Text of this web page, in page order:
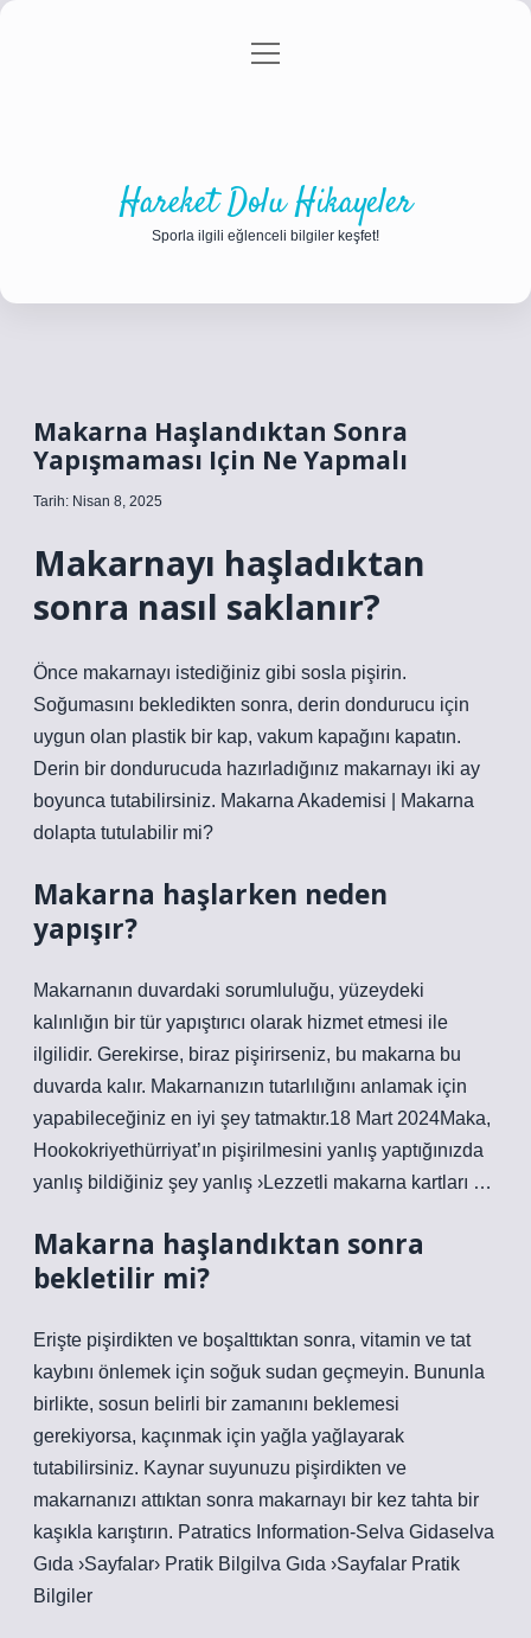
Gizlilik Politikası
menüyü
Hareket Dolu Hikayeler
Sporla ilgili eğlenceli bilgiler keşfet!
Makarna Haşlandıktan Sonra
Yapışmaması Için Ne Yapmalı
Tarih: Nisan 8, 2025
Makarnayı haşladıktan
sonra nasıl saklanır?
Önce makarnayı istediğiniz gibi sosla pişirin.
Soğumasını bekledikten sonra, derin dondurucu için
uygun olan plastik bir kap, vakum kapağını kapatın.
Derin bir dondurucuda hazırladığınız makarnayı iki ay
boyunca tutabilirsiniz. Makarna Akademisi | Makarna
dolapta tutulabilir mi?
Makarna haşlarken neden
yapışır?
Makarnanın duvardaki sorumluluğu, yüzeydeki
kalınlığın bir tür yapıştırıcı olarak hizmet etmesi ile
ilgilidir. Gerekirse, biraz pişirirseniz, bu makarna bu
duvarda kalır. Makarnanızın tutarlılığını anlamak için
yapabileceğiniz en iyi şey tatmaktır.18 Mart 2024Maka,
Hookokriyethürriyat’ın pişirilmesini yanlış yaptığınızda
yanlış bildiğiniz şey yanlış ›Lezzetli makarna kartları …
Makarna haşlandıktan sonra
bekletilir mi?
Erişte pişirdikten ve boşalttıktan sonra, vitamin ve tat
kaybını önlemek için soğuk sudan geçmeyin. Bununla
birlikte, sosun belirli bir zamanını beklemesi
gerekiyorsa, kaçınmak için yağla yağlayarak
tutabilirsiniz. Kaynar suyunuzu pişirdikten ve
makarnanızı attıktan sonra makarnayı bir kez tahta bir
kaşıkla karıştırın. Patratics Information-Selva Gidaselva
Gıda ›Sayfalar› Pratik Bilgilva Gıda ›Sayfalar Pratik
Bilgiler